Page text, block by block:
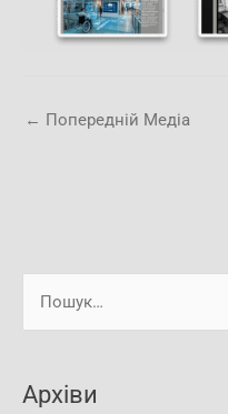
← Попередній Медіа
а
Архіви